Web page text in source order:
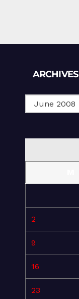
ARCHIVES
2
9
16
23